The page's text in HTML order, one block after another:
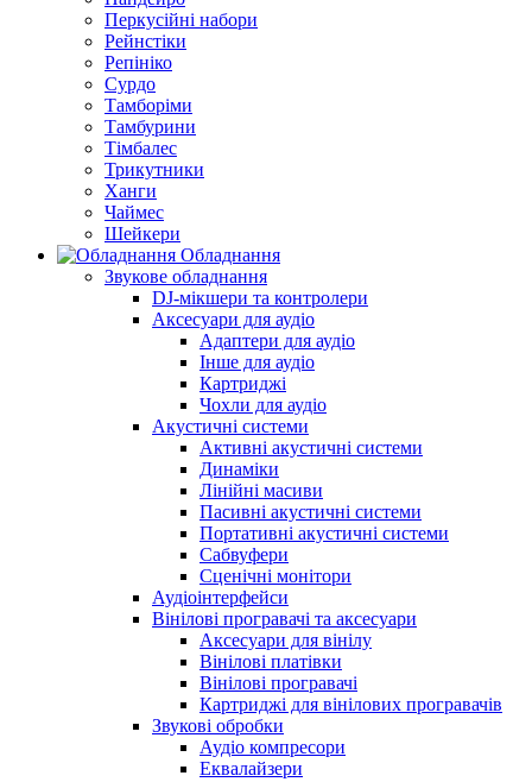
Перкусійні набори
Рейнстіки
Репініко
Сурдо
Тамборіми
Тамбурини
Тімбалес
Трикутники
Ханги
Чаймес
Шейкери
Обладнання
Звукове обладнання
DJ-мікшери та контролери
Аксесуари для аудіо
Адаптери для аудіо
Інше для аудіо
Картриджі
Чохли для аудіо
Акустичні системи
Активні акустичні системи
Динаміки
Лінійні масиви
Пасивні акустичні системи
Портативні акустичні системи
Сабвуфери
Сценічні монітори
Аудіоінтерфейси
Вінілові програвачі та аксесуари
Аксесуари для вінілу
Вінілові платівки
Вінілові програвачі
Картриджі для вінілових програвачів
Звукові обробки
Аудіо компресори
Еквалайзери